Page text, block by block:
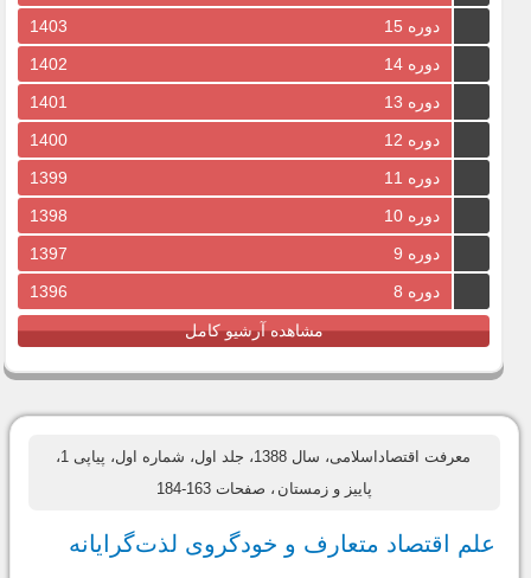
دوره 15
1403
دوره 14
1402
دوره 13
1401
دوره 12
1400
دوره 11
1399
دوره 10
1398
دوره 9
1397
دوره 8
1396
مشاهده آرشیو کامل
معرفت اقتصاداسلامی، سال 1388، جلد اول، شماره اول، پیاپی 1،
پاییز و زمستان ، صفحات 163-184
علم اقتصاد متعارف و خودگروی لذت‌گرایانه